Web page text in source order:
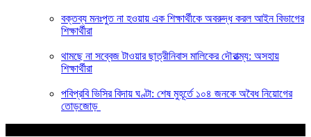
বক্তব্য মনঃপুত না হওয়ায় এক শিক্ষার্থীকে অবরুদ্ধ করল আইন বিভাগের
শিক্ষার্থীরা
থামছে না সব্বেজ টাওয়ার ছাত্রীনিবাস মালিকের দৌরাত্ম্য: অসহায়
শিক্ষার্থীরা
পবিপ্রবি ভিসির বিদায় ঘণ্টা: শেষ মুহূর্তে ১০৪ জনকে অবৈধ নিয়োগের
তোড়জোড়